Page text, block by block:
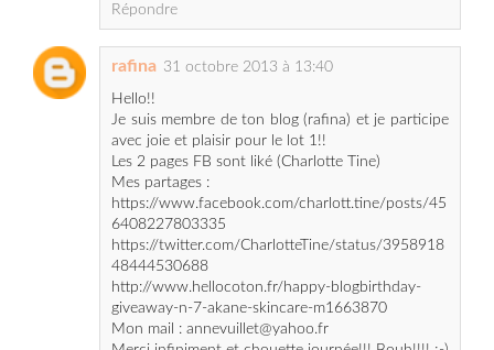
Hello!!
Je suis membre de ton blog (rafina) et je participe
avec joie et plaisir pour le lot 1!!
Les 2 pages FB sont liké (Charlotte Tine)
Mes partages :
https://www.facebook.com/charlott.tine/posts/45
6408227803335
https://twitter.com/CharlotteTine/status/3958918
48444530688
http://www.hellocoton.fr/happy-blogbirthday-
giveaway-n-7-akane-skincare-m1663870
Mon mail : annevuillet@yahoo.fr
Merci infiniment et chouette journée!!! Bouh!!!! ;-)
Répondre